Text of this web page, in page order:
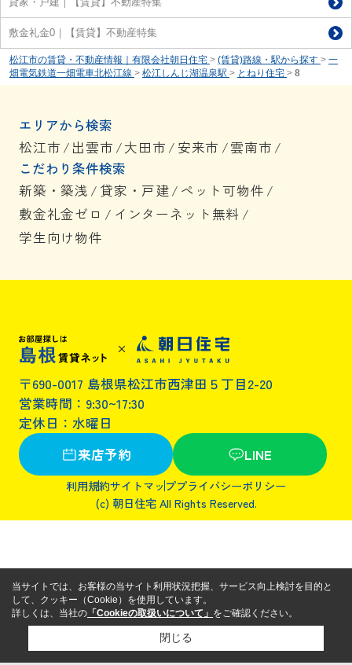
敷金礼金0｜【賃貸】不動産特集
松江市の賃貸・不動産情報｜有限会社朝日住宅 > (賃貸)路線・駅から探す > 一
畑電気鉄道一畑電車北松江線 > 松江しんじ湖温泉駅 > とねり住宅 > 8
エリアから検索
松江市 / 出雲市 /大田市 / 安来市 /雲南市 /
こだわり条件検索
新築・築浅 / 貸家・戸建/ ペット可物件 /
敷金礼金ゼロ / インターネット無料 /
学生向け物件
〒690-0017 島根県松江市西津田５丁目2-20
営業時間：9:30~17:30
定休日：水曜日
来店予約
LINE
利用規約サイトマッププライバシーポリシー
(c) 朝日住宅 All Rights Reserved.
当サイトでは、お客様の当サイト利用状況把握、サービス向上検討を目的と
して、クッキー（Cookie）を使用しています。
詳しくは、当社の 「Cookieの取扱いについて」 をご確認ください。
閉じる